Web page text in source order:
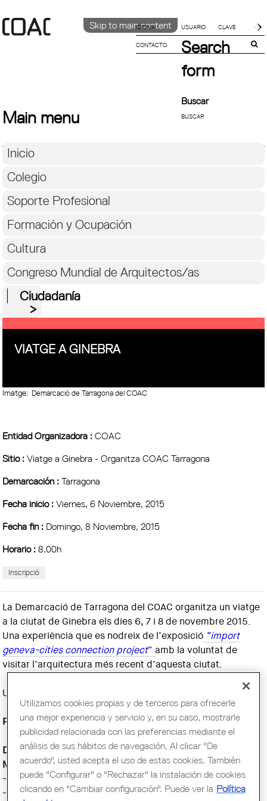
Skip to main content
IDIOMA
CATALÀ
CONTACTO
Search
form
Buscar
Main menu
Inicio
Colegio
Soporte Profesional
Formación y Ocupación
Cultura
Congreso Mundial de Arquitectos/as
Ciudadanía
VIATGE A GINEBRA
Imatge: Demarcació de Tarragona del COAC
Entidad Organizadora :COAC
Sitio :Viatge a Ginebra - Organitza COAC Tarragona
Demarcación :Tarragona
Fecha inicio :Viernes, 6 Noviembre, 2015
Fecha fin : Domingo, 8 Noviembre, 2015
Horario :8.00h
La Demarcació de Tarragona del COAC organitza un viatge
a la ciutat de Ginebra els dies 6, 7 i 8 de novembre 2015.
Una experiència que es nodreix de l’exposició “import
geneva-cities connection project”amb la voluntat de
visitar l’arquitectura més recent d’aquesta ciutat.
Us podeu inscriure a
PROGRAMA
Divendres 6 novembre 2015
Matí
- Vol BCN-GVA. BCN 08:40h - Ginebra 10:20h
- Sortida en autobús fins a Lausanne i visita del EPFL
Utilizamos cookies propias y de terceros para ofrecerle
una mejor experiencia y servicio y, en su caso, mostrarle
publicidad relacionada con las preferencias mediante el
análisis de sus hábitos de navegación. Al clicar "De
acuerdo", usted acepta el uso de estas cookies. También
puede "Configurar" o "Rechazar" la instalación de cookies
clicando en "Cambiar configuración". Puede ver la Política